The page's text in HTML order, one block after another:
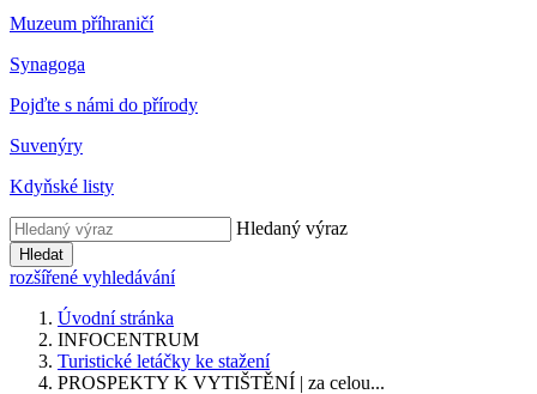
Muzeum příhraničí
Synagoga
Pojďte s námi do přírody
Suvenýry
Kdyňské listy
Hledaný výraz
Hledat
rozšířené vyhledávání
Úvodní stránka
INFOCENTRUM
Turistické letáčky ke stažení
PROSPEKTY K VYTIŠTĚNÍ | za celou...